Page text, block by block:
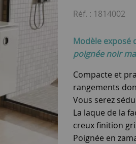
Réf. : 1814002
Modèle exposé
poignée noir
Compacte et
rangements
Vous serez
La laque de la
creux finition
Poignée en